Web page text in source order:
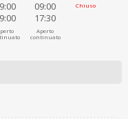
09:00
17:30
Aperto
continuato
Chiuso